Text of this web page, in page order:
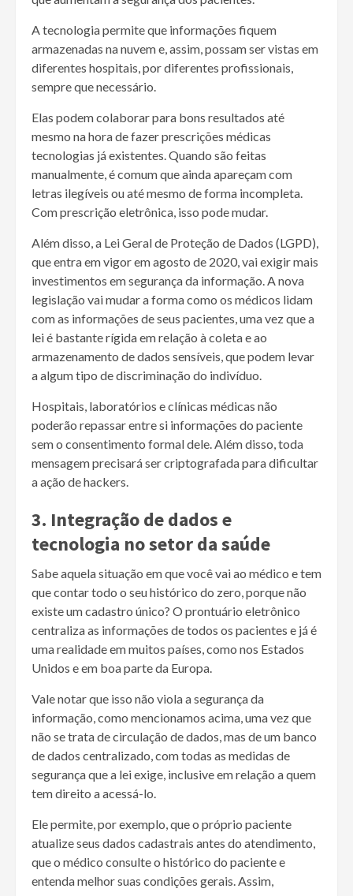
A tecnologia permite que informações fiquem
armazenadas na nuvem e, assim, possam ser vistas em
diferentes hospitais, por diferentes profissionais,
sempre que necessário.
Elas podem colaborar para bons resultados até
mesmo na hora de fazer prescrições médicas
tecnologias já existentes. Quando são feitas
manualmente, é comum que ainda apareçam com
letras ilegíveis ou até mesmo de forma incompleta.
Com prescrição eletrônica, isso pode mudar.
Além disso, a Lei Geral de Proteção de Dados (LGPD),
que entra em vigor em agosto de 2020, vai exigir mais
investimentos em segurança da informação. A nova
legislação vai mudar a forma como os médicos lidam
com as informações de seus pacientes, uma vez que a
lei é bastante rígida em relação à coleta e ao
armazenamento de dados sensíveis, que podem levar
a algum tipo de discriminação do indivíduo.
Hospitais, laboratórios e clínicas médicas não
poderão repassar entre si informações do paciente
sem o consentimento formal dele. Além disso, toda
mensagem precisará ser criptografada para dificultar
a ação de hackers.
3. Integração de dadose
tecnologia no setor da saúde
Sabe aquela situação em que você vai ao médico e tem
que contar todo o seu histórico do zero, porque não
existe um cadastro único? O prontuário eletrônico
centraliza as informações de todos os pacientes e já é
uma realidade em muitos países, como nos Estados
Unidos e em boa parte da Europa.
Vale notar que isso não viola a segurança da
informação, como mencionamos acima, uma vez que
não se trata de circulação de dados, mas de um banco
de dados centralizado, com todas as medidas de
segurança que a lei exige, inclusive em relação a quem
tem direito a acessá-lo.
Ele permite, por exemplo, que o próprio paciente
atualize seus dados cadastrais antes do atendimento,
que o médico consulte o histórico do paciente e
entenda melhor suas condições gerais. Assim,